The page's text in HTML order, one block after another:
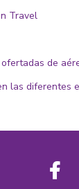
Travel
de
las diferentes